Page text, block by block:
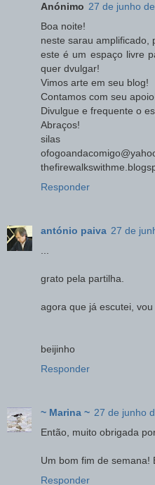
Anónimo 27 de junho
Boa noite!
neste sarau amplificado,
este é um espaço livre
quer dvulgar!
Vimos arte em seu blog!
Contamos com seu
Divulgue e frequente o
Abraços!
silas
Responder
antónio paiva 27 de
...
grato pela partilha.
agora que já escutei, vou
beijinho
Responder
~ Marina ~ 27 de junho
Então, muito obrigada
Um bom fim de semana!
Responder